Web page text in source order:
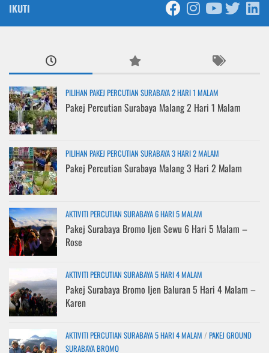
IKUTI
PILIHAN PAKEJ PERCUTIAN SURABAYA 2 HARI 1 MALAM
Pakej Percutian Surabaya Malang 2 Hari 1 Malam
PILIHAN PAKEJ PERCUTIAN SURABAYA 3 HARI 2 MALAM
Pakej Percutian Surabaya Malang 3 Hari 2 Malam
AKTIVITI PERCUTIAN SURABAYA 6 HARI 5 MALAM
Pakej Surabaya Bromo Ijen Sewu 6 Hari 5 Malam –
Rose
AKTIVITI PERCUTIAN SURABAYA 5 HARI 4 MALAM
Pakej Surabaya Bromo Ijen Baluran 5 Hari 4 Malam –
Karen
AKTIVITI PERCUTIAN SURABAYA 5 HARI 4 MALAM / PAKEJ GROUND
SURABAYA BROMO